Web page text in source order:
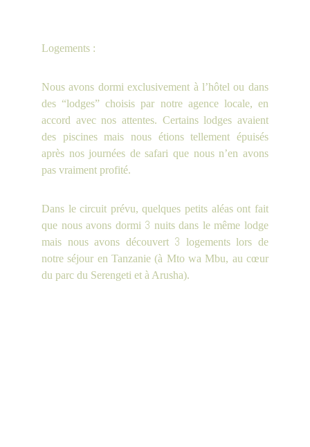
Logements :
Nous avons dormi exclusivement à l’hôtel ou dans
des “lodges” choisis par notre agence locale, en
accord avec nos attentes. Certains lodges avaient
des piscines mais nous étions tellement épuisés
après nos journées de safari que nous n’en avons
pas vraiment profité.
Dans le circuit prévu, quelques petits aléas ont fait
que nous avons dormi 3 nuits dans le même lodge
mais nous avons découvert 3 logements lors de
notre séjour en Tanzanie (à Mto wa Mbu, au cœur
du parc du Serengeti et à Arusha).